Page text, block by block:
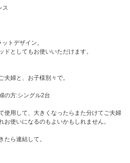
ス
トデザイン。
としてもお使いいただけます。
婦と、お子様別々で。
の方:シングル2台
使用して、大きくなったらまた分けてご夫婦
使いになるのもよいかもしれません。
ら連結して。